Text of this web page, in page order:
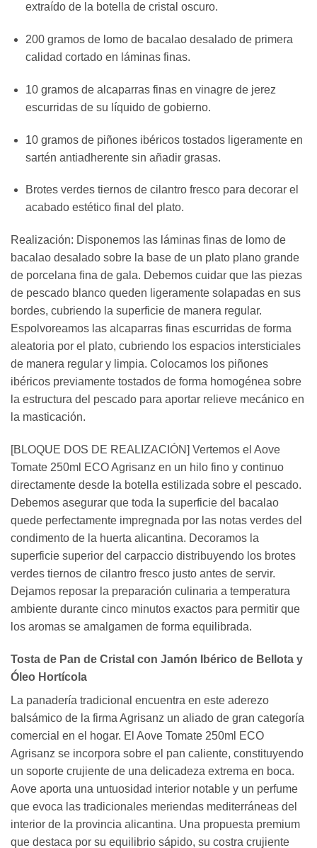
extraído de la botella de cristal oscuro.
200 gramos de lomo de bacalao desalado de primera
calidad cortado en láminas finas.
10 gramos de alcaparras finas en vinagre de jerez
escurridas de su líquido de gobierno.
10 gramos de piñones ibéricos tostados ligeramente en
sartén antiadherente sin añadir grasas.
Brotes verdes tiernos de cilantro fresco para decorar el
acabado estético final del plato.
Realización: Disponemos las láminas finas de lomo de
bacalao desalado sobre la base de un plato plano grande
de porcelana fina de gala. Debemos cuidar que las piezas
de pescado blanco queden ligeramente solapadas en sus
bordes, cubriendo la superficie de manera regular.
Espolvoreamos las alcaparras finas escurridas de forma
aleatoria por el plato, cubriendo los espacios intersticiales
de manera regular y limpia. Colocamos los piñones
ibéricos previamente tostados de forma homogénea sobre
la estructura del pescado para aportar relieve mecánico en
la masticación.
[BLOQUE DOS DE REALIZACIÓN] Vertemos el Aove
Tomate 250ml ECO Agrisanz en un hilo fino y continuo
directamente desde la botella estilizada sobre el pescado.
Debemos asegurar que toda la superficie del bacalao
quede perfectamente impregnada por las notas verdes del
condimento de la huerta alicantina. Decoramos la
superficie superior del carpaccio distribuyendo los brotes
verdes tiernos de cilantro fresco justo antes de servir.
Dejamos reposar la preparación culinaria a temperatura
ambiente durante cinco minutos exactos para permitir que
los aromas se amalgamen de forma equilibrada.
Tosta de Pan de Cristal con Jamón Ibérico de Bellota y
Óleo Hortícola
La panadería tradicional encuentra en este aderezo
balsámico de la firma Agrisanz un aliado de gran categoría
comercial en el hogar. El Aove Tomate 250ml ECO
Agrisanz se incorpora sobre el pan caliente, constituyendo
un soporte crujiente de una delicadeza extrema en boca.
Aove aporta una untuosidad interior notable y un perfume
que evoca las tradicionales meriendas mediterráneas del
interior de la provincia alicantina. Una propuesta premium
que destaca por su equilibrio sápido, su costra crujiente